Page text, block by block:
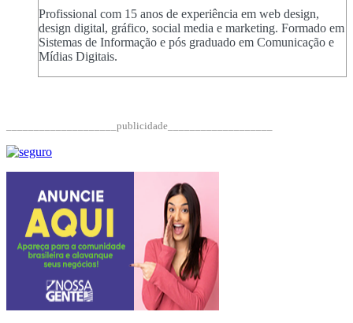
Profissional com 15 anos de experiência em web design,
design digital, gráfico, social media e marketing. Formado em
Sistemas de Informação e pós graduado em Comunicação e
Mídias Digitais.
____________________publicidade___________________